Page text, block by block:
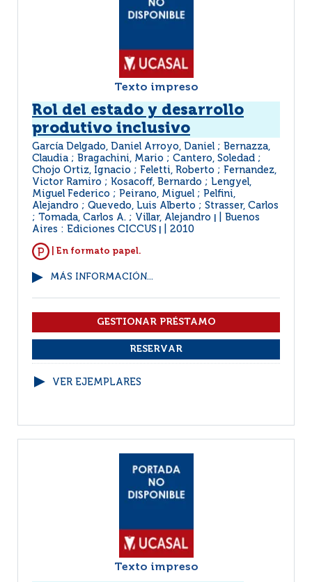
Texto impreso
Rol del estado y desarrollo
produtivo inclusivo
García Delgado, Daniel Arroyo, Daniel ; Bernazza,
Claudia ; Bragachini, Mario ; Cantero, Soledad ;
Chojo Ortiz, Ignacio ; Feletti, Roberto ; Fernandez,
Victor Ramiro ; Kosacoff, Bernardo ; Lengyel,
Miguel Federico ; Peirano, Miguel ; Pelfini,
Alejandro ; Quevedo, Luis Alberto ; Strasser, Carlos
; Tomada, Carlos A. ; Villar, Alejandro
Buenos
Aires : Ediciones CICCUS
2010
| En formato papel.
MÁS INFORMACIÓN...
VER EJEMPLARES
Texto impreso